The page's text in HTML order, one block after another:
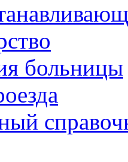
больницы